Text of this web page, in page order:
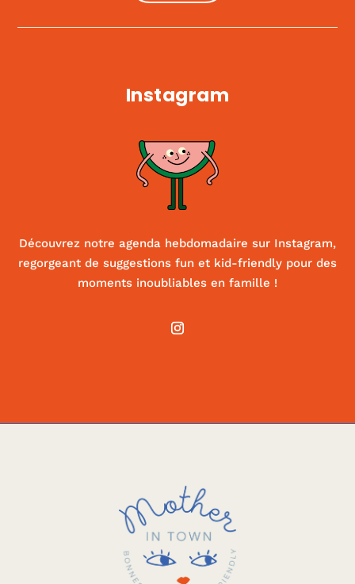
Instagram
Découvrez notre agenda hebdomadaire sur Instagram,
regorgeant de suggestions fun et kid-friendly pour des
moments inoubliables en famille !